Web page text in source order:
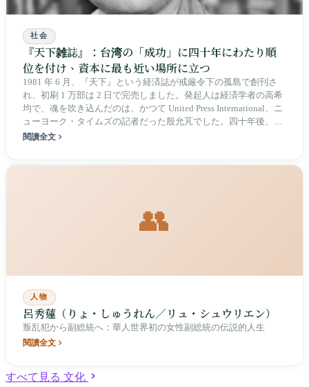
社会
『天下雑誌』：台湾の「成功」に四十年にわたり順
位を付け、資本に最も近い場所に立つ
1981 年 6 月、『天下』という経済誌が戒厳令下の孤島で創刊さ
れ、初刷 1 万部は 2 日で完売しました。発起人は経済学者の高希
均で、魂を吹き込んだのは、かつて United Press International、ニ
ューヨーク・タイムズの記者だった殷允芃でした。四十年後、そ
れは台湾で最も信頼されるメディアの一つとなり、二千大、50
閱讀全文
👥
人物
呂秀蓮（りょ・しゅうれん／リュ・シュウリエン）
叛乱犯から副総統へ：華人世界初の女性副総統の伝説的人生
閱讀全文
すべて見る 文化